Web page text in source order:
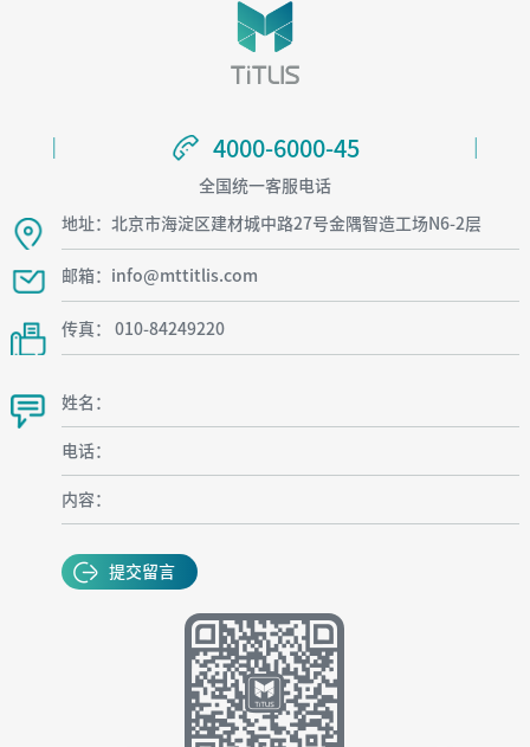
4000-6000-45
4000-6000-45
全国统一客服电话
地址：北京市海淀区建材城中路27号金隅智造工场N6-2层
邮箱：info@mttitlis.com
传真： 010-84249220
姓名：
电话：
内容：
提交留言